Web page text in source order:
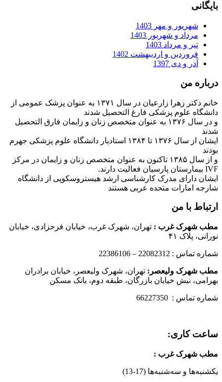
بایگانی
شهریور و مهر 1403
مرداد و شهریور 1403
تیر و مرداد 1403
فروردین و اردیبهشت 1402
آذر و دی 1397
درباره من
خانم دکتر زهرا زارعیان در سال ۱۳۷۱ به عنوان پزشک عمومی از
دانشگاه علوم پزشکی فارغ التحصیل شدند
و در سال ۱۳۷۶ به عنوان متخصص زنان و زایمان فارق التحصیل
شدند
ایشان از سال ۱۳۷۶ تا ۱۳۸۴ استادیار دانشگاه علوم پزشکی جهرم
بودند
و از سال ۱۳۸۵ تاکنون به عنوان متخصص زنان و زایمان در مرکز
IVF بیمارستان پارسیان فعالیت دارند.
ایشان دارای مدرک کارشناسی ارشد هیستروسکوپی از دانشگاه
شارجه امارات متحده عربی هستند
ارتباط با من
مطب شهرک غرب : تهران، شهرک غرب، خیابان فرحزادی، خیابان
نورانی، پلاک ۴۱
شماره تماس : 22082312 – 22386106
مطب شهرک ولیعصر: تهران، شهرک ولیعصر، خیابان برادران
بهرامی، نبش خیابان بازرگان، طبقه دوم، بانک مسکن
شماره تماس : 66227350
ساعت کاری:
مطب شهرک غرب :
یکشنبه‌ها و سه‌شنبه‌ها (17-13)